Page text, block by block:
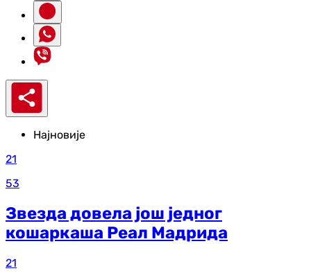
Најновије
21
53
Звезда довела још једног
кошаркаша Реал Мадрида
21